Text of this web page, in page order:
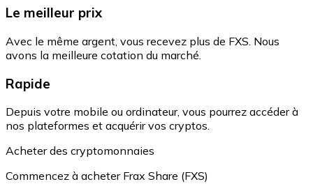
Le meilleur prix
Avec le même argent, vous recevez plus de FXS. Nous
avons la meilleure cotation du marché.
Rapide
Depuis votre mobile ou ordinateur, vous pourrez accéder à
nos plateformes et acquérir vos cryptos.
Acheter des cryptomonnaies
Commencez à acheter Frax Share (FXS)